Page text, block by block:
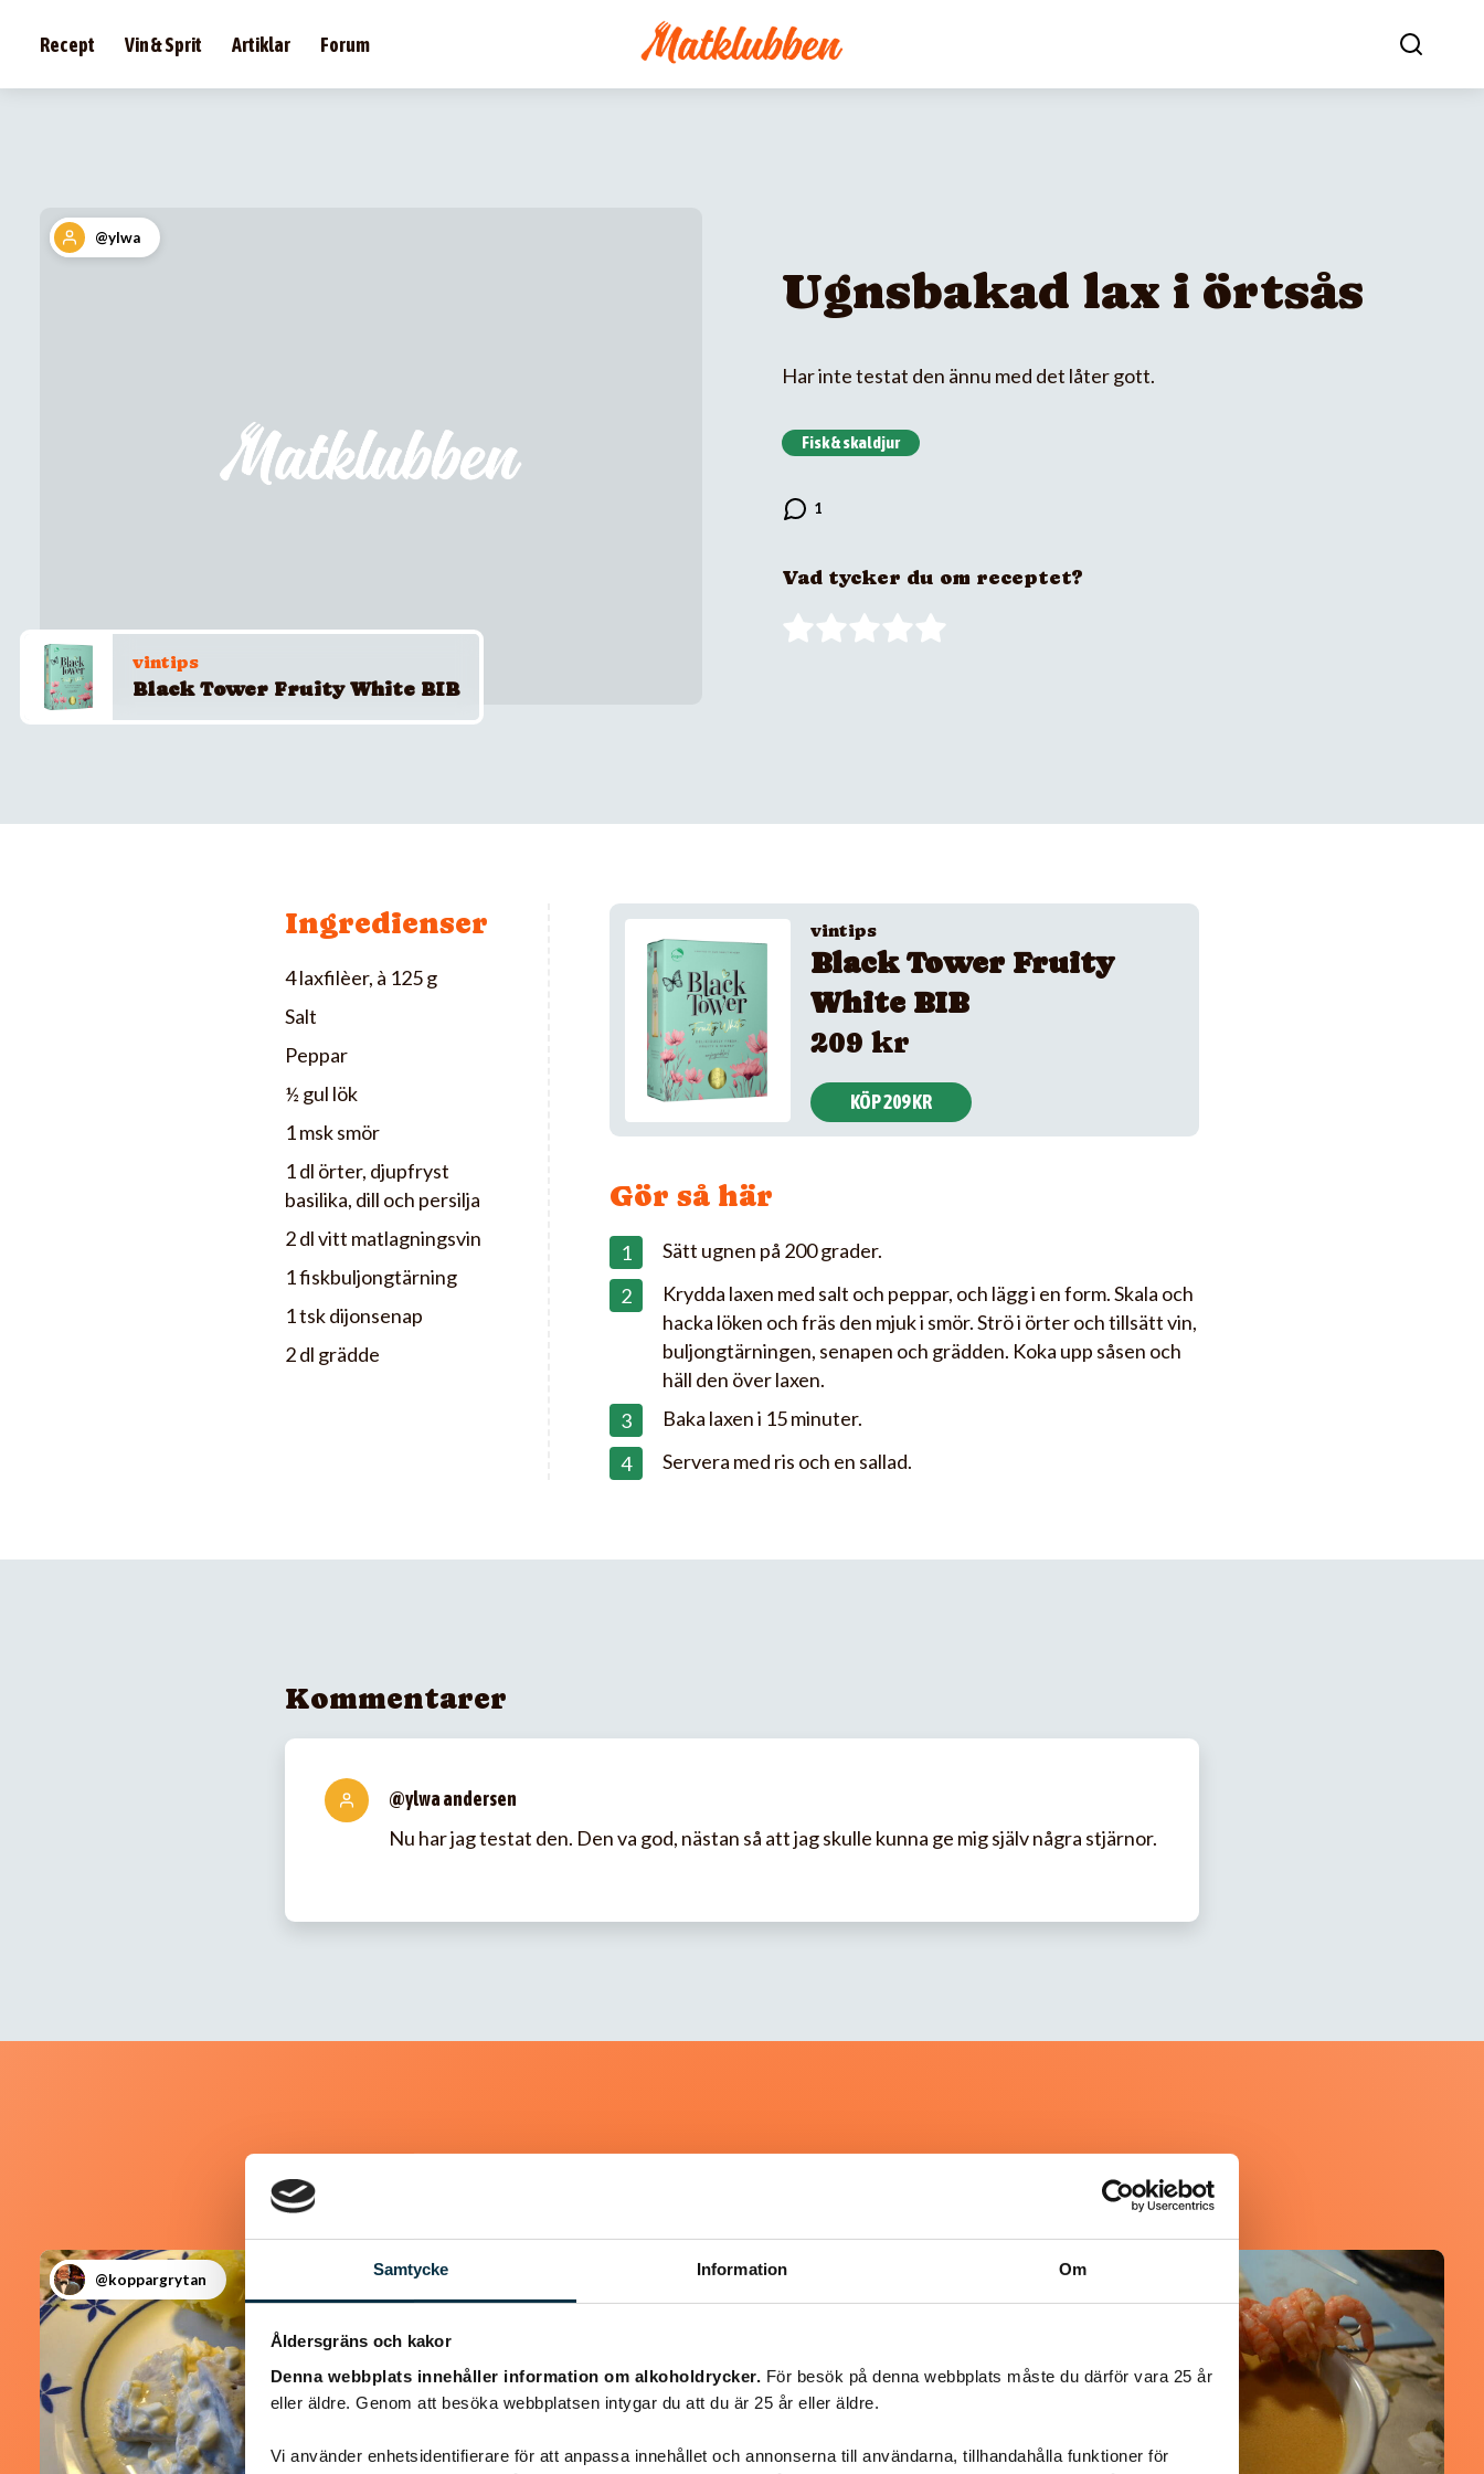
Samtycke Information Om
Åldersgräns och kakor
Denna webbplats innehåller information om alkoholdrycker. För besök på denna webbplats måste du därför vara 25 år
eller äldre. Genom att besöka webbplatsen intygar du att du är 25 år eller äldre.
Vi använder enhetsidentifierare för att anpassa innehållet och annonserna till användarna, tillhandahålla funktioner för
Recept Vin & Sprit Artiklar Forum
@ylwa
vintips
Black Tower Fruity White BIB
Ugnsbakad lax i örtsås
Har inte testat den ännu med det låter gott.
Fisk & skaldjur
Vad tycker du om receptet?
Ingredienser
4 laxfilèer, à 125 g
Salt
Peppar
½ gul lök
1 msk smör
1 dl örter, djupfryst
basilika, dill och persilja
2 dl vitt matlagningsvin
1 fiskbuljongtärning
1 tsk dijonsenap
2 dl grädde
vintips
Black Tower Fruity
White BIB
209 kr
KÖP 209 KR
Gör så här
Sätt ugnen på 200 grader.
Krydda laxen med salt och peppar, och lägg i en form. Skala och
hacka löken och fräs den mjuk i smör. Strö i örter och tillsätt vin,
buljongtärningen, senapen och grädden. Koka upp såsen och
häll den över laxen.
Baka laxen i 15 minuter.
Servera med ris och en sallad.
Kommentarer
@ylwa andersen
Nu har jag testat den. Den va god, nästan så att jag skulle kunna ge mig själv några stjärnor.
@koppargrytan @koppargrytan